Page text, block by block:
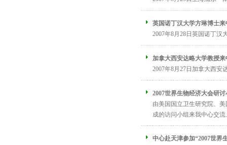
英国诺丁汉大学方琳博士
2007年8月28日英国诺丁汉
加拿大西安达略大学教授
2007年8月27日加拿大西安
2007世界生物经济大会研
由美国国立卫生研究院、
成的访问小组来我中心交
中心赴天津参加“2007世界